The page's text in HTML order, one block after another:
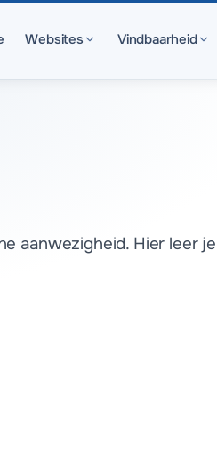
Websites Vindbaarheid
aanwezigheid. Hier leer je